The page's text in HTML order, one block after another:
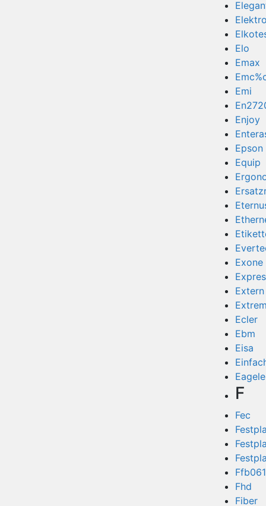
Elo
Emax
Emi
Enjoy
Epson
Equip
Exone
Extern
Ecler
Ebm
Eisa
Eagele
F
Fec
Fhd
Fiber